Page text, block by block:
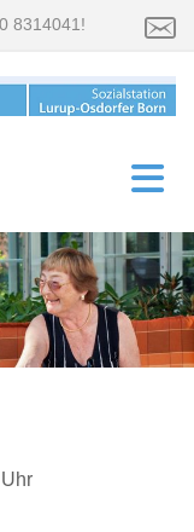
8314041!